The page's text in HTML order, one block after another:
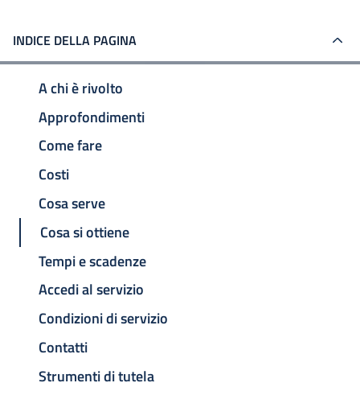
INDICE DELLA PAGINA
A chi è rivolto
Approfondimenti
Come fare
Costi
Cosa serve
Cosa si ottiene
Tempi e scadenze
Accedi al servizio
Condizioni di servizio
Contatti
Strumenti di tutela